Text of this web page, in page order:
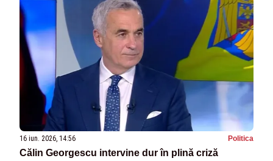
16 iun. 2026, 14:56 Politica
Călin Georgescu intervine dur în plină criză